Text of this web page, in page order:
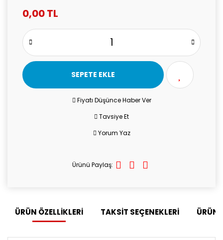
0,00 TL
SEPETE EKLE
Fiyatı Düşünce Haber Ver
Tavsiye Et
Yorum Yaz
Ürünü Paylaş:
ÜRÜN ÖZELLİKLERİ TAKSİT SEÇENEKLERİ ÜRÜN